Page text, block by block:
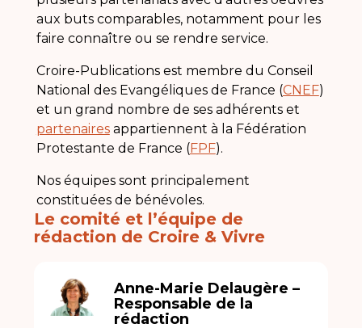
aux buts comparables, notamment pour les
faire connaître ou se rendre service.
Croire-Publications est membre du Conseil
National des Evangéliques de France (CNEF)
et un grand nombre de ses adhérents et
partenairesappartiennent à la Fédération
Protestante de France (FPF).
Nos équipes sont principalement
constituées de bénévoles.
Le comité et l’équipe de
rédaction de Croire & Vivre
Anne-Marie Delaugère –
Responsable de la
rédaction